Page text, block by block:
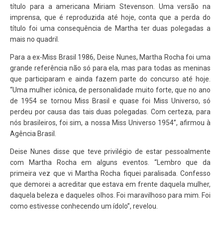
título para a americana Miriam Stevenson. Uma versão na
imprensa, que é reproduzida até hoje, conta que a perda do
título foi uma consequência de Martha ter duas polegadas a
mais no quadril.
Para a ex-Miss Brasil 1986, Deise Nunes, Martha Rocha foi uma
grande referência não só para ela, mas para todas as meninas
que participaram e ainda fazem parte do concurso até hoje.
“Uma mulher icônica, de personalidade muito forte, que no ano
de 1954 se tornou Miss Brasil e quase foi Miss Universo, só
perdeu por causa das tais duas polegadas. Com certeza, para
nós brasileiros, foi sim, a nossa Miss Universo 1954”, afirmou à
Agência Brasil.
Deise Nunes disse que teve privilégio de estar pessoalmente
com Martha Rocha em alguns eventos. “Lembro que da
primeira vez que vi Martha Rocha fiquei paralisada. Confesso
que demorei a acreditar que estava em frente daquela mulher,
daquela beleza e daqueles olhos. Foi maravilhoso para mim. Foi
como estivesse conhecendo um ídolo”, revelou.